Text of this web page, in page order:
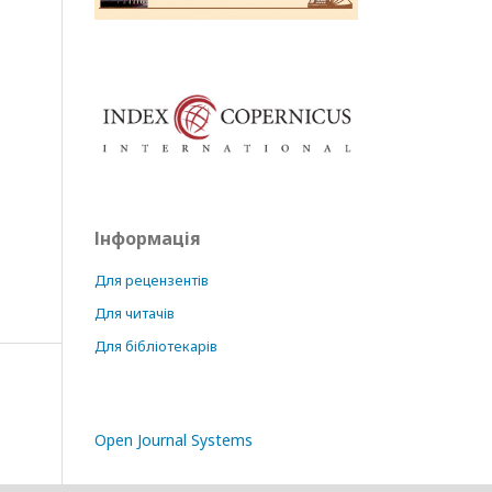
Інформація
Для рецензентів
Для читачів
Для бібліотекарів
Open Journal Systems